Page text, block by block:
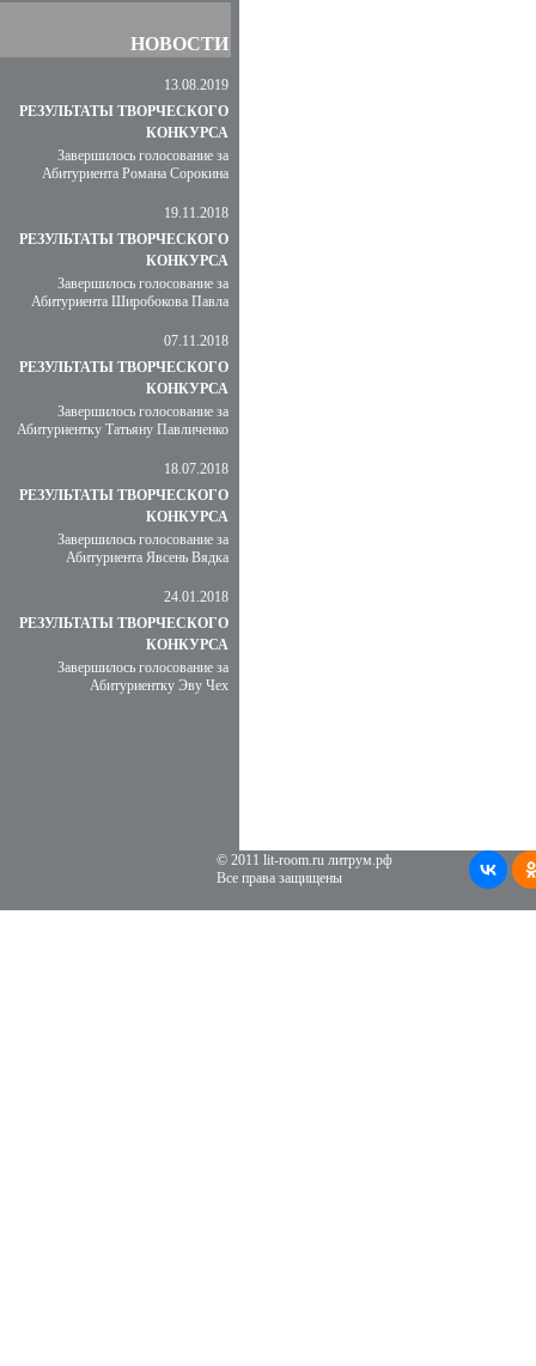
НОВОСТИ
13.08.2019
РЕЗУЛЬТАТЫ ТВОРЧЕСКОГО
КОНКУРСА
Завершилось голосование за
Абитуриента Романа Сорокина
19.11.2018
РЕЗУЛЬТАТЫ ТВОРЧЕСКОГО
КОНКУРСА
Завершилось голосование за
Абитуриента Широбокова Павла
07.11.2018
РЕЗУЛЬТАТЫ ТВОРЧЕСКОГО
КОНКУРСА
Завершилось голосование за
Абитуриентку Татьяну Павличенко
18.07.2018
РЕЗУЛЬТАТЫ ТВОРЧЕСКОГО
КОНКУРСА
Завершилось голосование за
Абитуриента Явсень Вядка
24.01.2018
РЕЗУЛЬТАТЫ ТВОРЧЕСКОГО
КОНКУРСА
Завершилось голосование за
Абитуриентку Эву Чех
© 2011 lit-room.ru литрум.рф
Все права защищены